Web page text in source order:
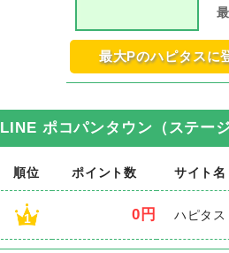
最大Pのハピタスに
LINE ポコパンタウン（ステー
順位 ポイント数 サイト名
1 0円 ハピタス